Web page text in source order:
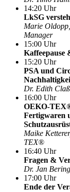
14:20 Uhr
LkSG
Marie
Manager
15:00 Uhr
Kaffeepause
15:20 Uhr
PSA und
Dr. Edith
16:00 Uhr
OEKO-
Fertigwaren
Maike
TEX®
16:40 Uhr
Fragen &
Dr. Jan
17:00 Uhr
Ende der